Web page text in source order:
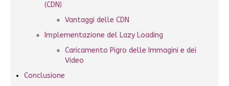
(CDN)
Vantaggi delle CDN
Implementazione del Lazy Loading
Caricamento Pigro delle Immagini e dei
Video
Conclusione